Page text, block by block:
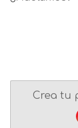
Crea tu